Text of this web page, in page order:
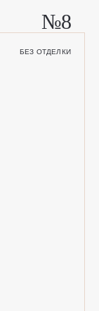
№8
БЕЗ ОТДЕЛКИ